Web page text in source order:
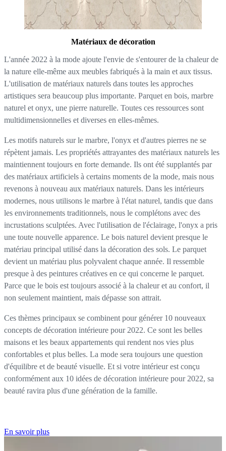
Matériaux de décoration
L'année 2022 à la mode ajoute l'envie de s'entourer de la chaleur de
la nature elle-même aux meubles fabriqués à la main et aux tissus.
L'utilisation de matériaux naturels dans toutes les approches
artistiques sera beaucoup plus importante. Parquet en bois, marbre
naturel et onyx, une pierre naturelle. Toutes ces ressources sont
multidimensionnelles et diverses en elles-mêmes.
Les motifs naturels sur le marbre, l'onyx et d'autres pierres ne se
répètent jamais. Les propriétés attrayantes des matériaux naturels les
maintiennent toujours en forte demande. Ils ont été supplantés par
des matériaux artificiels à certains moments de la mode, mais nous
revenons à nouveau aux matériaux naturels. Dans les intérieurs
modernes, nous utilisons le marbre à l'état naturel, tandis que dans
les environnements traditionnels, nous le complétons avec des
incrustations sculptées. Avec l'utilisation de l'éclairage, l'onyx a pris
une toute nouvelle apparence. Le bois naturel devient presque le
matériau principal utilisé dans la décoration des sols. Le parquet
devient un matériau plus polyvalent chaque année. Il ressemble
presque à des peintures créatives en ce qui concerne le parquet.
Parce que le bois est toujours associé à la chaleur et au confort, il
non seulement maintient, mais dépasse son attrait.
Ces thèmes principaux se combinent pour générer 10 nouveaux
concepts de décoration intérieure pour 2022. Ce sont les belles
maisons et les beaux appartements qui rendent nos vies plus
confortables et plus belles. La mode sera toujours une question
d'équilibre et de beauté visuelle. Et si votre intérieur est conçu
conformément aux 10 idées de décoration intérieure pour 2022, sa
beauté ravira plus d'une génération de la famille.
En savoir plus